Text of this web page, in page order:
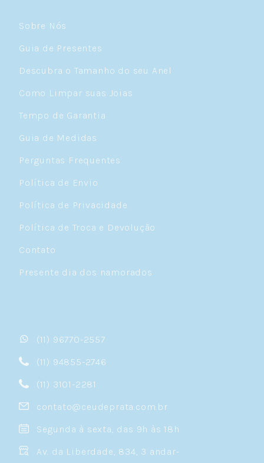
Sobre Nós
Guia de Presentes
Descubra o Tamanho do seu Anel
Como Limpar suas Joias
Tempo de Garantia
Guia de Medidas
Perguntas Frequentes
Política de Envio
Política de Privacidade
Política de Troca e Devolução
Contato
Presente dia dos namorados
(11) 96770-2557
(11) 94855-2746
(11) 3101-2281
contato@ceudeprata.com.br
Segunda à sexta, das 9h às 18h
Av. da Liberdade, 834, 3 andar-